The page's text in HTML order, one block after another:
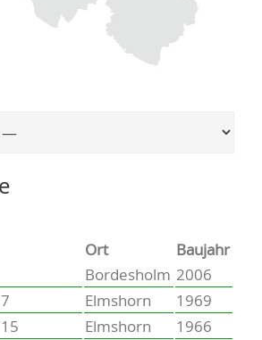
Ort, um zur entsprechenden Seite
Ort
Baujahr
Bordesholm 2006
Elmshorn
1969
Elmshorn
1966